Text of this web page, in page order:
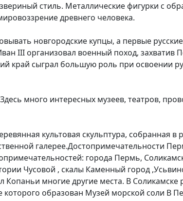
стиль. Металлические фигурки с
древнего человека.
новгородские купцы, а первые
III организовал военный поход, захватив
край сыграл большую роль при освоении
много интересных музеев, театров,
культовая скульптура, собранная в
галерее.Достопримечательности
города Пермь,
Чусовой , скалы Каменный город
многие другие места. В Соликамске
образован Музей морской соли В